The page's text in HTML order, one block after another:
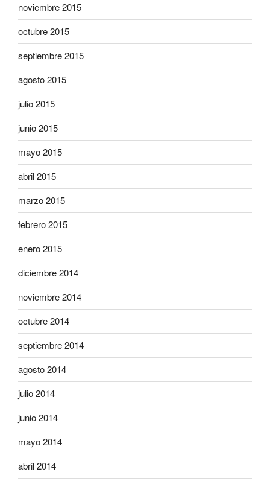
noviembre 2015
octubre 2015
septiembre 2015
agosto 2015
julio 2015
junio 2015
mayo 2015
abril 2015
marzo 2015
febrero 2015
enero 2015
diciembre 2014
noviembre 2014
octubre 2014
septiembre 2014
agosto 2014
julio 2014
junio 2014
mayo 2014
abril 2014